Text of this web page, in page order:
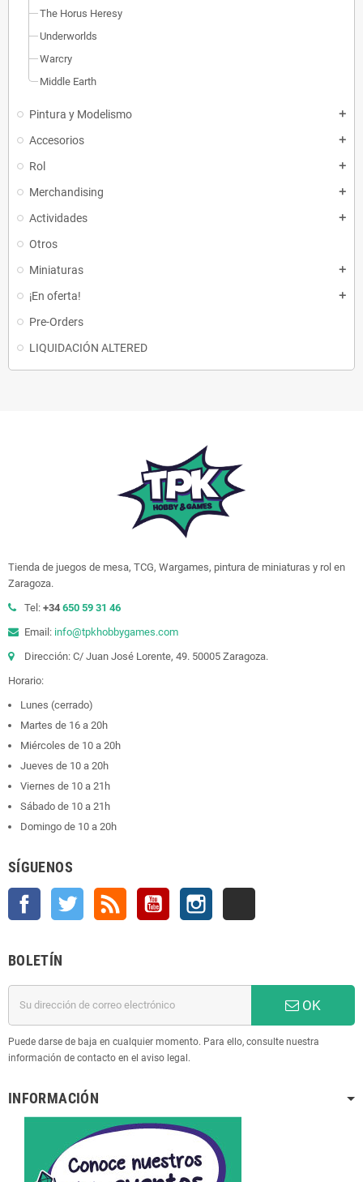
The Horus Heresy
Underworlds
Warcry
Middle Earth
Pintura y Modelismo add
Accesorios add
Rol add
Merchandising add
Actividades add
Otros
Miniaturas
add
¡En oferta! add
Pre-Orders
LIQUIDACIÓN ALTERED
Tienda de juegos de mesa, TCG, Wargames, pintura de miniaturas y rol en
Zaragoza.
Tel: +34 650 59 31 46
Email: info@tpkhobbygames.com
Dirección: C/ Juan José Lorente, 49. 50005 Zaragoza.
Horario:
Lunes (cerrado)
Martes de 16 a 20h
Miércoles de 10 a 20h
Jueves de 10 a 20h
Viernes de 10 a 21h
Sábado de 10 a 21h
Domingo de 10 a 20h
SÍGUENOS
Facebook Twitter Rss YouTube Instagram
BOLETÍN
OK
Puede darse de baja en cualquier momento. Para ello, consulte nuestra
información de contacto en el aviso legal.
INFORMACIÓN